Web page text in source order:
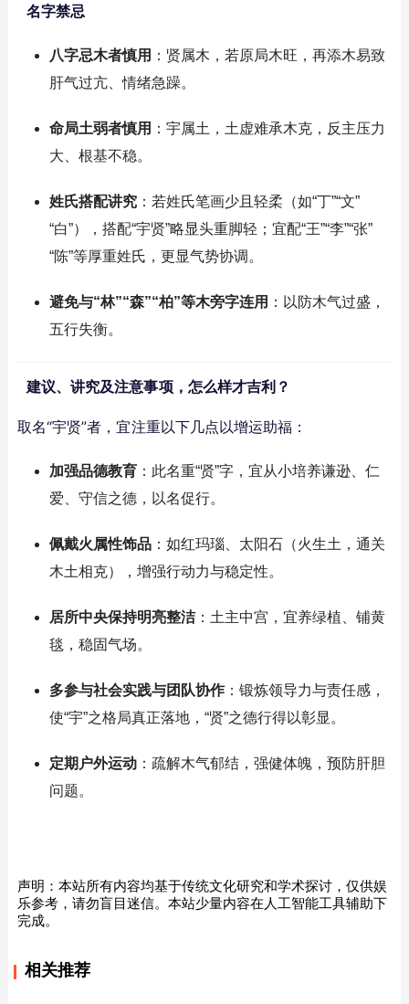
名字禁忌
八字忌木者慎用 ：贤属木，若原局木旺，再添木易致
肝气过亢、情绪急躁。
命局土弱者慎用 ：宇属土，土虚难承木克，反主压力
大、根基不稳。
姓氏搭配讲究：若姓氏笔画少且轻柔（如“丁”“文”
“白”），搭配“宇贤”略显头重脚轻；宜配“王”“李”“张”
“陈”等厚重姓氏，更显气势协调。
避免与“林”“森”“柏”等木旁字连用 ：以防木气过盛，
五行失衡。
建议、讲究及注意事项，怎么样才吉利？
取名“宇贤”者，宜注重以下几点以增运助福：
加强品德教育：此名重“贤”字，宜从小培养谦逊、仁
爱、守信之德，以名促行。
佩戴火属性饰品：如红玛瑙、太阳石（火生土，通关
木土相克），增强行动力与稳定性。
居所中央保持明亮整洁：土主中宫，宜养绿植、铺黄
毯，稳固气场。
多参与社会实践与团队协作：锻炼领导力与责任感，
使“宇”之格局真正落地，“贤”之德行得以彰显。
定期户外运动：疏解木气郁结，强健体魄，预防肝胆
问题。
声明：本站所有内容均基于传统文化研究和学术探讨，仅供娱
乐参考，请勿盲目迷信。本站少量内容在人工智能工具辅助下
完成。
相关推荐